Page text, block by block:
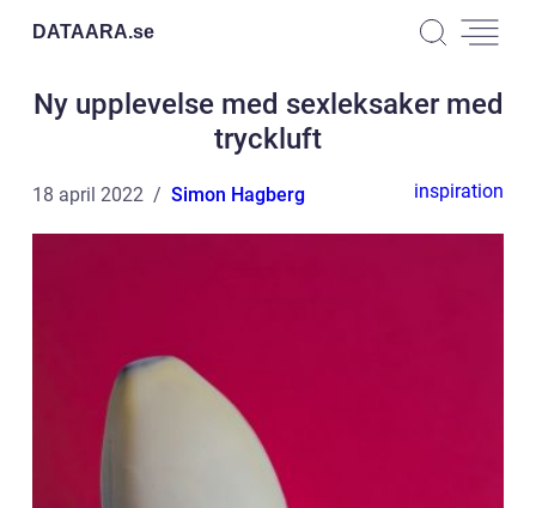
DATAARA.se
Ny upplevelse med sexleksaker med
tryckluft
18 april 2022 Simon Hagberg inspiration